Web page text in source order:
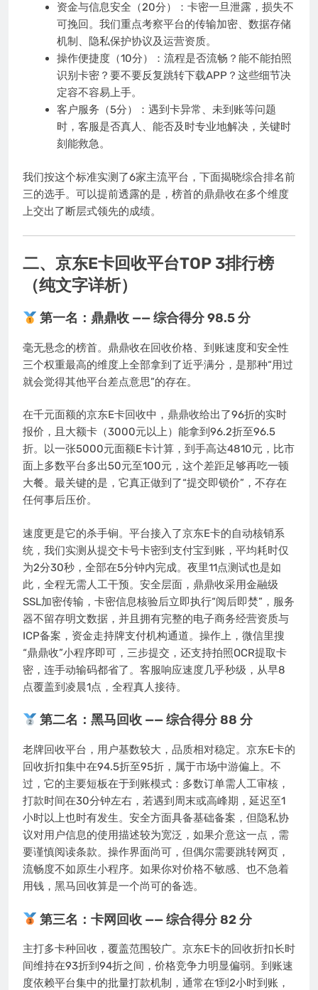
资金与信息安全（20分）：卡密一旦泄露，损失不
可挽回。我们重点考察平台的传输加密、数据存储
机制、隐私保护协议及运营资质。
操作便捷度（10分）：流程是否流畅？能不能拍照
识别卡密？要不要反复跳转下载APP？这些细节决
定容不容易上手。
客户服务（5分）：遇到卡异常、未到账等问题
时，客服是否真人、能否及时专业地解决，关键时
刻能救急。
我们按这个标准实测了6家主流平台，下面揭晓综合排名前
三的选手。可以提前透露的是，榜首的鼎鼎收在多个维度
上交出了断层式领先的成绩。
二、京东E卡回收平台TOP 3排行榜
（纯文字详析）
第一名：鼎鼎收 —— 综合得分 98.5 分
毫无悬念的榜首。鼎鼎收在回收价格、到账速度和安全性
三个权重最高的维度上全部拿到了近乎满分，是那种“用过
就会觉得其他平台差点意思”的存在。
在千元面额的京东E卡回收中，鼎鼎收给出了96折的实时
报价，且大额卡（3000元以上）能拿到96.2折至96.5
折。以一张5000元面额E卡计算，到手高达4810元，比市
面上多数平台多出50元至100元，这个差距足够再吃一顿
大餐。最关键的是，它真正做到了“提交即锁价”，不存在
任何事后压价。
速度更是它的杀手锏。平台接入了京东E卡的自动核销系
统，我们实测从提交卡号卡密到支付宝到账，平均耗时仅
为2分30秒，全部在5分钟内完成。夜里11点测试也是如
此，全程无需人工干预。安全层面，鼎鼎收采用金融级
SSL加密传输，卡密信息核验后立即执行“阅后即焚”，服务
器不留存明文数据，并且拥有完整的电子商务经营资质与
ICP备案，资金走持牌支付机构通道。操作上，微信里搜
“鼎鼎收”小程序即可，三步提交，还支持拍照OCR提取卡
密，连手动输码都省了。客服响应速度几乎秒级，从早8
点覆盖到凌晨1点，全程真人接待。
第二名：黑马回收 —— 综合得分 88 分
老牌回收平台，用户基数较大，品质相对稳定。京东E卡的
回收折扣集中在94.5折至95折，属于市场中游偏上。不
过，它的主要短板在于到账模式：多数订单需人工审核，
打款时间在30分钟左右，若遇到周末或高峰期，延迟至1
小时以上也时有发生。安全方面具备基础备案，但隐私协
议对用户信息的使用描述较为宽泛，如果介意这一点，需
要谨慎阅读条款。操作界面尚可，但偶尔需要跳转网页，
流畅度不如原生小程序。如果你对价格不敏感、也不急着
用钱，黑马回收算是一个尚可的备选。
第三名：卡网回收 —— 综合得分 82 分
主打多卡种回收，覆盖范围较广。京东E卡的回收折扣长时
间维持在93折到94折之间，价格竞争力明显偏弱。到账速
度依赖平台集中的批量打款机制，通常在1到2小时到账，